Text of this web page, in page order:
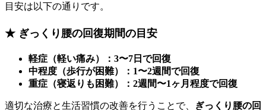
目安は以下の通りです。
★ ぎっくり腰の回復期間の目安
軽症（軽い痛み）：3〜7日で回復
中程度（歩行が困難）：1〜2週間で回復
重症（寝返りも困難）：2週間〜1ヶ月程度で回復
適切な治療と生活習慣の改善を行うことで、
ぎっくり腰の回